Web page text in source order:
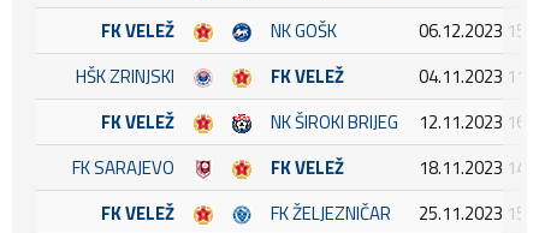
FK VELEŽ
NK GOŠK
06.12.2023
HŠK ZRINJSKI
FK VELEŽ
04.11.2023
FK VELEŽ
NK ŠIROKI BRIJEG
12.11.2023
FK SARAJEVO
FK VELEŽ
18.11.2023
FK VELEŽ
FK ŽELJEZNIČAR
25.11.2023